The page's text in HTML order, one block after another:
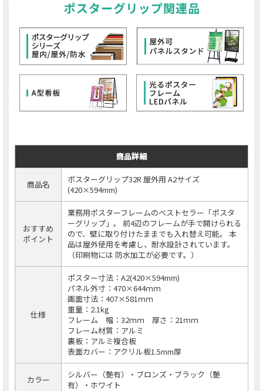
商品詳細
商品名
ポスターグリップ32R 屋外用 A2サイズ
(420×594mm)
おすすめ
ポイント
業務用ポスターフレームのベストセラー「ポスタ
ーグリップ」。 前4辺のフレームが手で開けられる
ので、壁に取り付けたままでも入れ替え可能。 本
品は屋外使用を考慮し、耐水設計されています。
（印刷物には 防水加工が必要です。）
仕様
ポスター寸法：A2(420×594mm)
パネル外寸：470×644ｍｍ
画面寸法：407×581ｍｍ
重量：2.1kg
フレーム 幅：32ｍｍ 厚さ：21ｍｍ
フレーム材質：アルミ
裏板：アルミ複合板
表面カバー：アクリル板1.5mm厚
カラー
シルバー（艶有）・ブロンズ・ブラック（艶
有）・ホワイト